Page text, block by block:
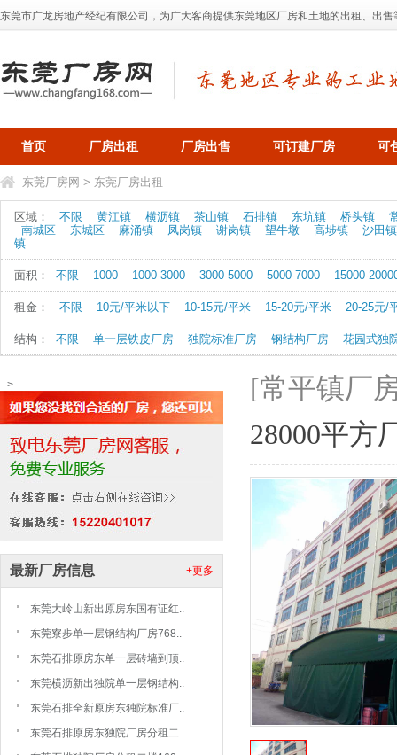
东莞市广龙房地产经纪有限公司，为广大客商提供东莞地区厂房和土地的出租、出
首页 厂房出租 厂房出售 可订建厂房 可
东莞厂房网 > 东莞厂房出租
区域： 不限 黄江镇 横沥镇 茶山镇 石排镇 东坑镇 桥头镇
南城区
东城区 麻涌镇 凤岗镇 谢岗镇 望牛墩 高埗镇
沙田镇
镇
面积： 不限 1000 1000-3000 3000-5000 5000-7000 15000-
租金： 不限 10元/平米以下 10-15元/平米 15-20元/平米 20-25元/
结构： 不限 单一层铁皮厂房 独院标准厂房 钢结构厂房 花园式独
-->
+更多
最新厂房信息
东莞大岭山新出原房东国有证红..
东莞寮步单一层钢结构厂房768..
东莞石排原房东单一层砖墙到顶..
东莞横沥新出独院单一层钢结构..
东莞石排全新原房东独院标准厂..
东莞石排原房东独院厂房分租二..
[常平镇厂
28000平方